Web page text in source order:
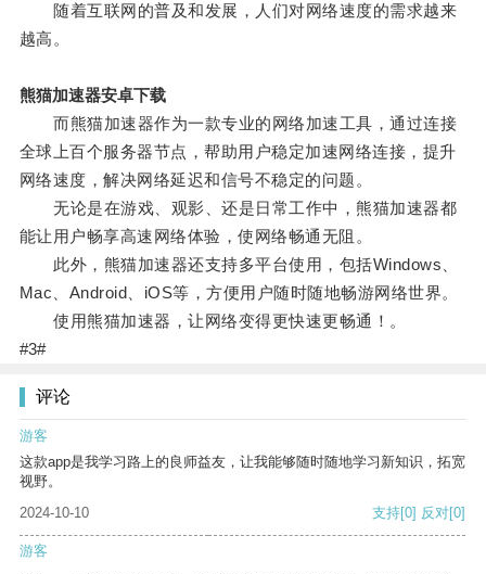
随着互联网的普及和发展，人们对网络速度的需求越来
越高。
熊猫加速器安卓下载
而熊猫加速器作为一款专业的网络加速工具，通过连接
全球上百个服务器节点，帮助用户稳定加速网络连接，提升
网络速度，解决网络延迟和信号不稳定的问题。
无论是在游戏、观影、还是日常工作中，熊猫加速器都
能让用户畅享高速网络体验，使网络畅通无阻。
此外，熊猫加速器还支持多平台使用，包括Windows、
Mac、Android、iOS等，方便用户随时随地畅游网络世界。
使用熊猫加速器，让网络变得更快速更畅通！。
#3#
评论
游客
这款app是我学习路上的良师益友，让我能够随时随地学习新知识，拓宽
视野。
2024-10-10
支持[0] 反对[0]
游客